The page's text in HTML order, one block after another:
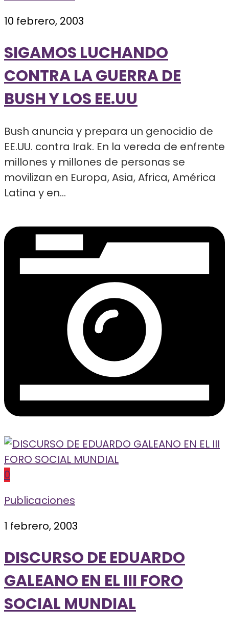
10 febrero, 2003
SIGAMOS LUCHANDO
CONTRA LA GUERRA DE
BUSH Y LOS EE.UU
Bush anuncia y prepara un genocidio de
EE.UU. contra Irak. En la vereda de enfrente
millones y millones de personas se
movilizan en Europa, Asia, Africa, América
Latina y en...
0
Publicaciones
1 febrero, 2003
DISCURSO DE EDUARDO
GALEANO EN EL III FORO
SOCIAL MUNDIAL